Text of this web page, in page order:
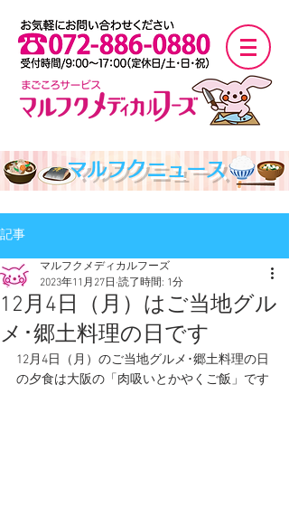
マルフクニュース
記事
12月4日（月）はご当地グル
メ･郷土料理の日です
マルフクメディカルフーズ
2023年11月27日 読了時間: 1分
12月4日（月）のご当地グルメ･郷土料理の日
の夕食は大阪の「肉吸いとかやくご飯」です